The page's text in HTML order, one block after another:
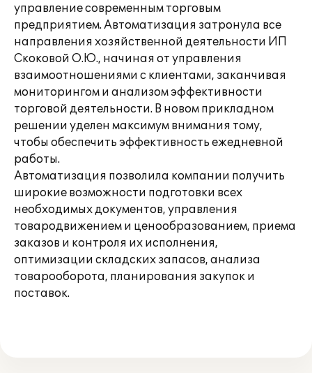
управление современным торговым
предприятием. Автоматизация затронула все
направления хозяйственной деятельности ИП
Скоковой О.Ю., начиная от управления
взаимоотношениями с клиентами, заканчивая
мониторингом и анализом эффективности
торговой деятельности. В новом прикладном
решении уделен максимум внимания тому,
чтобы обеспечить эффективность ежедневной
работы.
Автоматизация позволила компании получить
широкие возможности подготовки всех
необходимых документов, управления
товародвижением и ценообразованием, приема
заказов и контроля их исполнения,
оптимизации складских запасов, анализа
товарооборота, планирования закупок и
поставок.